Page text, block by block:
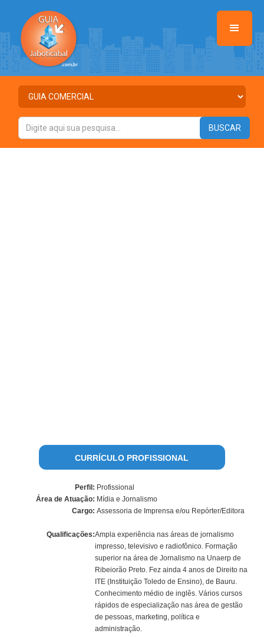
CURRÍCULO PROFISSIONAL
Perfil: Profissional
Área de Atuação: Mídia e Jornalismo
Cargo: Assessoria de Imprensa e/ou Repórter/Editora
Qualificações:Ampla experiência nas áreas de jornalismo
impresso, televisivo e radiofônico. Formação
superior na área de Jornalismo na Unaerp de
Ribeiorão Preto. Fez ainda 4 anos de Direito na
ITE (Instituição Toledo de Ensino), de Bauru.
Conhecimento médio de inglês. Vários cursos
rápidos de especialização nas área de gestão
de pessoas, marketing, política e
administração.